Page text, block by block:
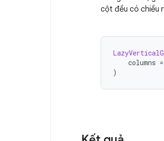
cột đều có chiều